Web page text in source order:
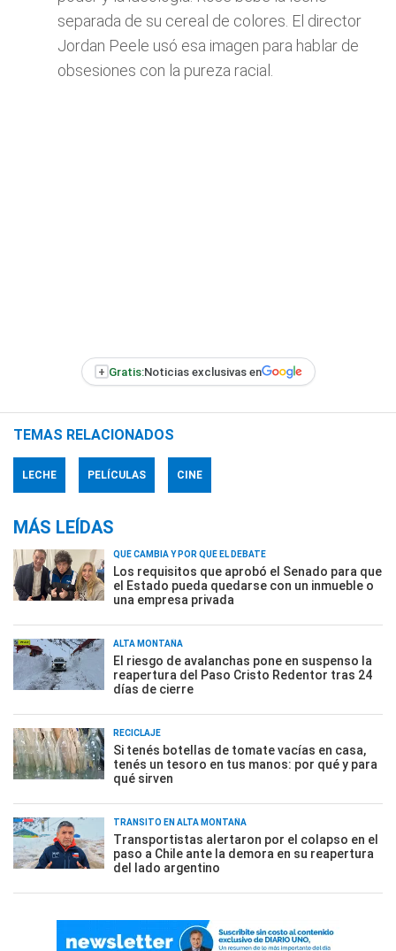
separada de su cereal de colores. El director
Jordan Peele usó esa imagen para hablar de
obsesiones con la pureza racial.
+ Gratis:Noticias exclusivas en
TEMAS RELACIONADOS
LECHE PELÍCULAS CINE
MÁS LEÍDAS
QUÉ CAMBIA Y POR QUÉ EL DEBATE
Los requisitos que aprobó el Senado para que
el Estado pueda quedarse con un inmueble o
una empresa privada
ALTA MONTAÑA
El riesgo de avalanchas pone en suspenso la
reapertura del Paso Cristo Redentor tras 24
días de cierre
RECICLAJE
Si tenés botellas de tomate vacías en casa,
tenés un tesoro en tus manos: por qué y para
qué sirven
TRÁNSITO EN ALTA MONTAÑA
Transportistas alertaron por el colapso en el
paso a Chile ante la demora en su reapertura
del lado argentino